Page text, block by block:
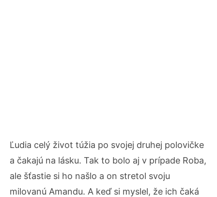
Ľudia celý život túžia po svojej druhej polovičke
a čakajú na lásku. Tak to bolo aj v prípade Roba,
ale šťastie si ho našlo a on stretol svoju
milovanú Amandu. A keď si myslel, že ich čaká